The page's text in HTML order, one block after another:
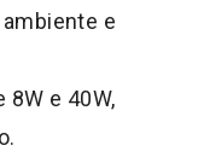
e
8W e 40W,